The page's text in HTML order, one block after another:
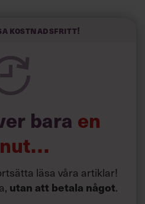
kostnadsfritt!
bara en
läsa våra artiklar!
utan att betala något.